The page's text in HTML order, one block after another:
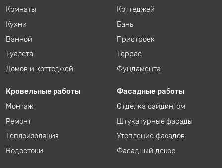
Комнаты
Кухни
Ванной
Туалета
Домов и коттеджей
Коттеджей
Бань
Пристроек
Террас
Фундамента
Кровельные работы
Монтаж
Ремонт
Теплоизоляция
Водостоки
Фасадные работы
Отделка сайдингом
Штукатурные фасады
Утепление фасадов
Фасадный декор